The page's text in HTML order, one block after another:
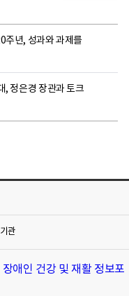
주년, 성과와 과제를
, 정은경 장관과 토크
관